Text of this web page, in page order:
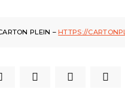
PLEIN –HTTPS://